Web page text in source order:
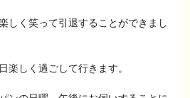
しく笑って引退することができまし
楽しく過ごして行きます。